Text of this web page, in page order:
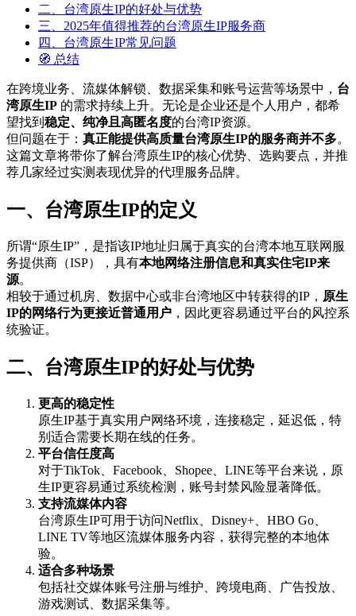
二、台湾原生IP的好处与优势
三、2025年值得推荐的台湾原生IP服务商
四、台湾原生IP常见问题
🧭 总结
在跨境业务、流媒体解锁、数据采集和账号运营等场景中， 台
湾原生IP 的需求持续上升。无论是企业还是个人用户，都希
望找到 稳定、纯净且高匿名度的台湾IP资源。
但问题在于： 真正能提供高质量台湾原生IP的服务商并不多。
这篇文章将带你了解台湾原生IP的核心优势、选购要点，并推
荐几家经过实测表现优异的代理服务品牌。
一、台湾原生IP的定义
所谓“原生IP”，是指该IP地址归属于真实的台湾本地互联网服
务提供商（ISP），具有本地网络注册信息和真实住宅IP来
源。
相较于通过机房、数据中心或非台湾地区中转获得的IP， 原生
IP的网络行为更接近普通用户 ，因此更容易通过平台的风控系
统验证。
二、台湾原生IP的好处与优势
更高的稳定性
原生IP基于真实用户网络环境，连接稳定，延迟低，特
别适合需要长期在线的任务。
平台信任度高
对于TikTok、Facebook、Shopee、LINE等平台来说，原
生IP更容易通过系统检测，账号封禁风险显著降低。
支持流媒体内容
台湾原生IP可用于访问Netflix、Disney+、HBO Go、
LINE TV等地区流媒体服务内容，获得完整的本地体
验。
适合多种场景
包括社交媒体账号注册与维护、跨境电商、广告投放、
游戏测试、数据采集等。